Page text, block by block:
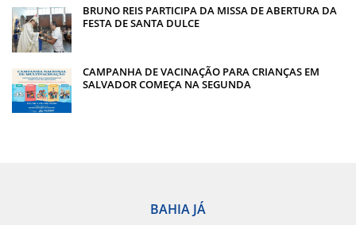
BRUNO REIS PARTICIPA DA MISSA DE ABERTURA DA
FESTA DE SANTA DULCE
CAMPANHA DE VACINAÇÃO PARA CRIANÇAS EM
SALVADOR COMEÇA NA SEGUNDA
BAHIA JÁ